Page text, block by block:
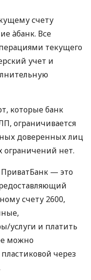
счету
àбанк. Все
текущего
учет и
которые банк
ограничивается
доверенных лиц
нет.
ПриватБанк — это
счету 2600,
услуги и платить
можно
через